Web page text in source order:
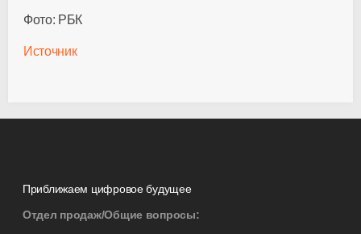
Фото: РБК
Источник
Приближаем цифровое будущее
Отдел продаж/Общие вопросы: